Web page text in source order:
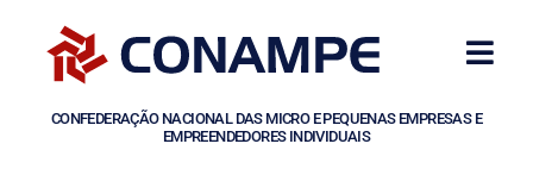
CONFEDERAÇÃO NACIONAL DAS MICRO E PEQUENAS EMPRESAS E
EMPREENDEDORES INDIVIDUAIS